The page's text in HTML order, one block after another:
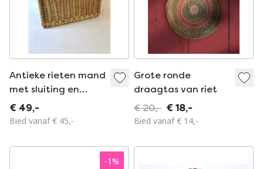
Antieke rieten mand
met sluiting en
handvat
€ 49,-
Bied vanaf € 45,-
Grote ronde
draagtas van riet
€ 20,- € 18,-
Bied vanaf € 14,-
-1%